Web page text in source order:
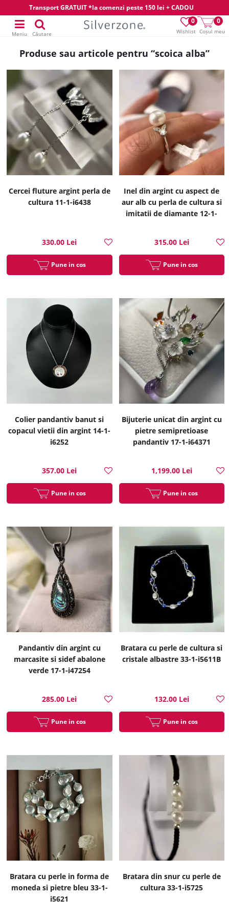
Transport GRATUIT *la comenzi peste 150 lei + CADOU
Wishlist
0
Coșul meu
0
Meniu Căutare
Produse sau articole pentru “scoica alba”
Cercei fluture argint perla de
cultura 11-1-i6438
330.00 Lei
Pune in cos
Inel din argint cu aspect de
aur alb cu perla de cultura si
imitatii de diamante 12-1-
315.00 Lei
Pune in cos
Colier pandantiv banut si
copacul vietii din argint 14-1-
i6252
357.00 Lei
Pune in cos
Bijuterie unicat din argint cu
pietre semipretioase
pandantiv 17-1-i64371
1,199.00 Lei
Pune in cos
Pandantiv din argint cu
marcasite si sidef abalone
verde 17-1-i47254
285.00 Lei
Pune in cos
Bratara cu perle de cultura si
cristale albastre 33-1-i5611B
132.00 Lei
Pune in cos
Bratara cu perle in forma de
moneda si pietre bleu 33-1-
i5621
Bratara din snur cu perle de
cultura 33-1-i5725